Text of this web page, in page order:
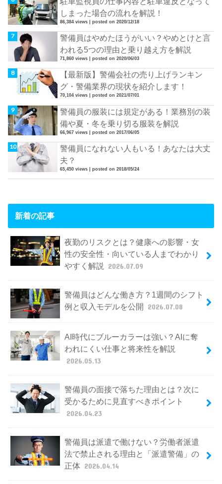
しまった場合の流れを解説！
86,384 views |posted on 2020/12/18
警備員はやめたほうがいい？やめとけと言
われる5つの理由と乗り越え方を解説
71,860 views |posted on 2020/06/03
【最新版】警備会社の売り上げランキン
グ・警備業界の現状を紹介します！
70,104 views |posted on 2021/07/01
警備員の服装には規定がある！業務別の装
備や夏・冬を乗り切る服装を解説
66,967 views |posted on 2017/06/05
警備員になれない人もいる！あなたは大丈
夫？
65,450 views |posted on 2018/05/24
新着の記事
夜勤のリスクとは？健康への影響・女
性の安全性・向いている人までわかり
やすく解説
2026.07.09
警備員はどんな働き方？1週間のシフト
例と収入モデルを公開 2026.07.08
AI時代にブルーカラーは強い？AIに奪
われにくい仕事と将来性を解説
2026.05.13
警備員の面接で落ちた理由とは？次に
受かるために見直すべきポイント
2026.04.23
警備員は派遣で働けない？労働者派遣
法で禁止される理由と「派遣警備」の
正体 2026.04.14